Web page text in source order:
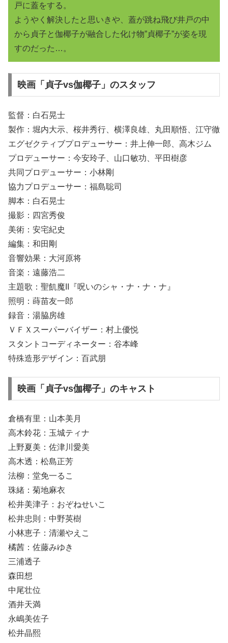
戸に蓋をする。
ようやく解決したと思いきや、蓋が跳ね飛び井戸の中
から貞子と伽椰子が融合した化け物”貞椰子”が姿を現
すのだった…。
映画「貞子vs伽椰子」のスタッフ
監督：白石晃士
製作：堀内大示、桜井秀行、横澤良雄、丸田順悟、江守徹
エグゼクティブプロデューサー：井上伸一郎、高木ジム
プロデューサー：今安玲子、山口敏功、平田樹彦
共同プロデューサー：小林剛
協力プロデューサー：福島聡司
脚本：白石晃士
撮影：四宮秀俊
美術：安宅紀史
編集：和田剛
音響効果：大河原将
音楽：遠藤浩二
主題歌：聖飢魔II『呪いのシャ・ナ・ナ・ナ』
照明：蒔苗友一郎
録音：湯脇房雄
ＶＦＸスーパーバイザー：村上優悦
スタントコーディネーター：谷本峰
特殊造形デザイン：百武朋
映画「貞子vs伽椰子」のキャスト
倉橋有里：山本美月
高木鈴花：玉城ティナ
上野夏美：佐津川愛美
高木透：松島正芳
法柳：堂免一るこ
珠緒：菊地麻衣
松井美津子：おぞねせいこ
松井忠則：中野英樹
小林恵子：清瀬やえこ
橘茜：佐藤みゆき
三浦透子
森田想
中尾壮位
酒井天満
永嶋美佐子
松井晶熙